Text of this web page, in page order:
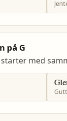
på G
med